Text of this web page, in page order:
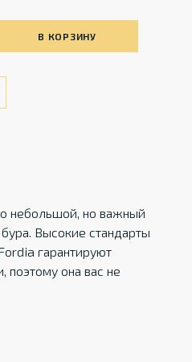
В КОРЗИНУ
небольшой, но важный
Высокие стандарты
гарантируют
поэтому она вас не